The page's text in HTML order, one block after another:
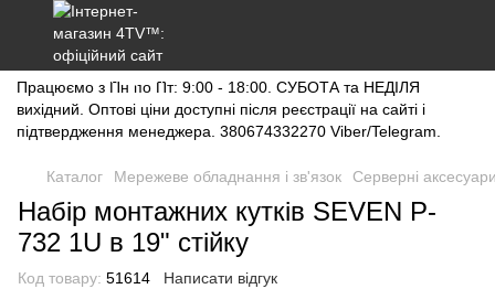
Працюємо з Пн по Пт: 9:00 - 18:00. СУБОТА та НЕДІЛЯ
вихідний. Оптові ціни доступні після реєстрації на сайті і
підтвердження менеджера. 380674332270 Viber/Telegram.
Каталог Мережеве обладнання і зв'язок Серверні
Набір монтажних кутків SEVEN P-
732 1U в 19" стійку
Код товару: 51614 Написати відгук